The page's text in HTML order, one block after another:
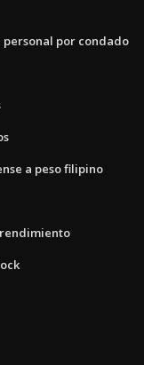
por condado
a peso filipino